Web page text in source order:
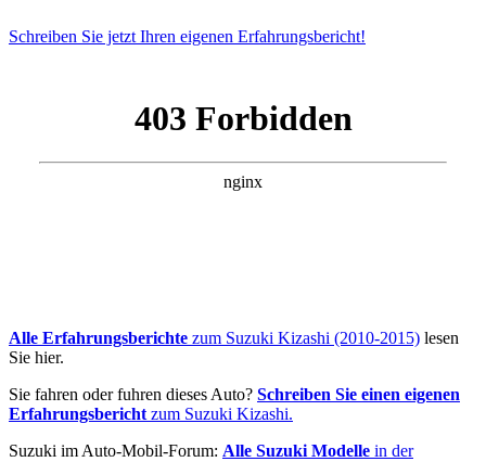
Schreiben Sie jetzt Ihren eigenen Erfahrungsbericht!
Alle Erfahrungsberichte zum Suzuki Kizashi (2010-2015) lesen
Sie hier.
Sie fahren oder fuhren dieses Auto? Schreiben Sie einen eigenen
Erfahrungsbericht zum Suzuki Kizashi.
Suzuki im Auto-Mobil-Forum: Alle Suzuki Modelle in der